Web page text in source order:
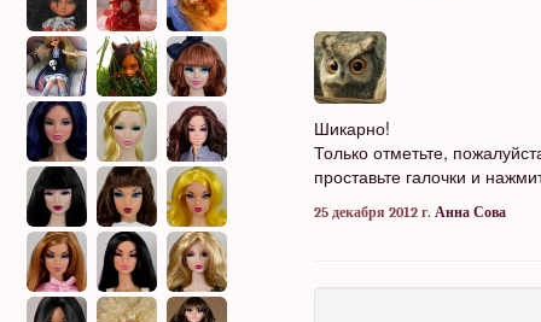
Шикарно!
Только отметьте,
проставьте галочки и
25 декабря 2012 г. Анна Сова